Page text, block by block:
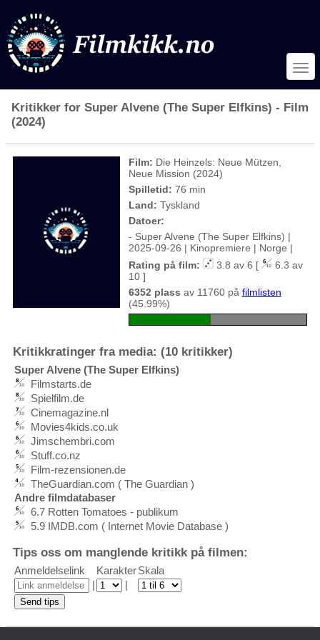
Kritikker for Super Alvene (The Super Elfkins) - Film
(2024)
Film: Die Heinzels: Neue Mützen,
Neue Mission (2024)
Spilletid: 76 min
Land: Tyskland
Datoer:
- Super Alvene (The Super Elfkins) |
2025-09-26 | Kinopremiere | Norge |
Rating på film:
3.8 av 6 [
6.3 av
10 ]
6352 plass av 11760 på filmlisten
(45.99%)
Kritikkratinger fra media: (10 kritikker)
Super Alvene (The Super Elfkins)
Filmstarts.de
Spielfilm.de
Cinemagazine.nl
Movies4kids.co.uk
Jimschembri.com
Stuff.co.nz
Film-rezensionen.de
TheGuardian.com ( The Guardian )
Andre filmdatabaser
6.7 Rotten Tomatoes - publikum
5.9 IMDB.com ( Internet Movie Database )
Tips oss om manglende kritikk på filmen:
Anmeldelselink KarakterSkala
|
|